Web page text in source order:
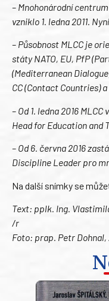
– Mnohonárodní
vzniklo 1. ledna 2011.
– Působnost MLCC je
státy NATO, EU, PfP
(Mediterranean
CC (Contact Countries)
– Od 1. ledna 2016
Head for Education and
– Od 6. června 2016
Discipline Leader pro
Na další snímky se
Text: pplk. Ing.
/r
Foto: prap. Petr Dohnal,